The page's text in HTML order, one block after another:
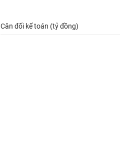
Cân đối kế toán (tỷ đồng)